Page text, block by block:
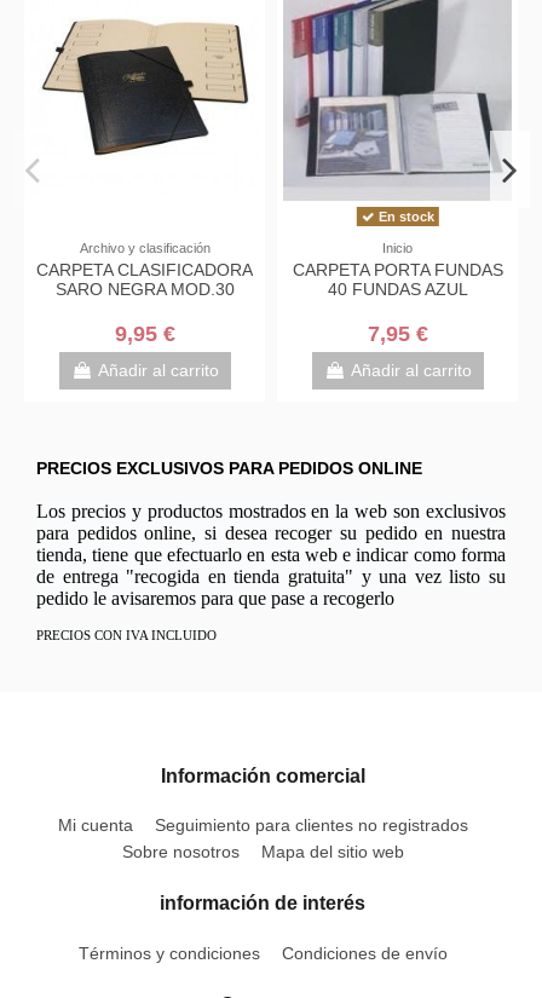
Archivo y clasificación
CARPETA CLASIFICADORA
SARO NEGRA MOD.30
9,95 €
Añadir al carrito
En stock
Inicio
CARPETA PORTA FUNDAS
40 FUNDAS AZUL
7,95 €
Añadir al carrito
PRECIOS EXCLUSIVOS PARA PEDIDOS ONLINE
Los precios y productos mostrados en la web son exclusivos
para pedidos online, si desea recoger su pedido en nuestra
tienda, tiene que efectuarlo en esta web e indicar como forma
de entrega "recogida en tienda gratuita" y una vez listo su
pedido le avisaremos para que pase a recogerlo
PRECIOS CON IVA INCLUIDO
Información comercial
Mi cuenta
Seguimiento para clientes no registrados
Sobre nosotros
Mapa del sitio web
información de interés
Términos y condiciones Condiciones de envío